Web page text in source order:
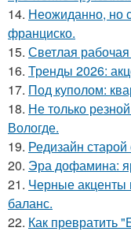
14. Неожиданно, но
франциско.
15. Светлая
16. Тренды 2026:
17. Под куполом:
18. Не только
Вологде.
19. Редизайн старой
20. Эра дофамина:
21. Черные акценты
баланс.
22. Как превратить